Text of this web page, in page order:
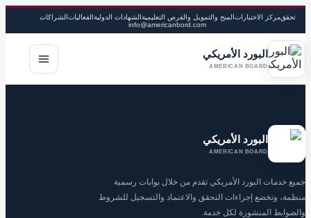
تحققمركز الاختباراتالمنح والتمويل والفرص التعليميةالشهادات الدوليةالفعالياتالشراكات
info@americanbord.com
البورد الأمريكي
AMERICAN BOARD
البورد الأمريكي
AMERICAN BOARD
جميع خدمات البورد الأمريكي تقدم من خلال بوابات رسمية
منظمة، وتخضع إجراءات التحقق والاعتماد والتسجيل للشروط
والضوابط المنشورة لكل خدمة.